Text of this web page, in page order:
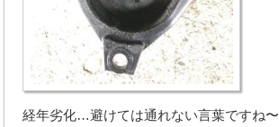
経年劣化…避けては通れない言葉ですね〜